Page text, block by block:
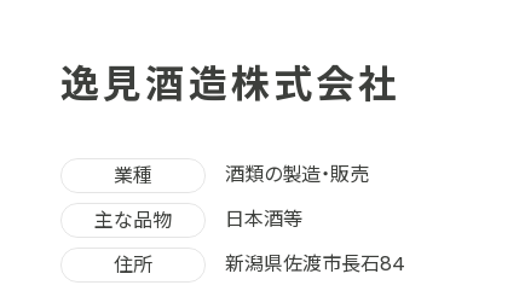
逸見酒造株式会社
業種
酒類の製造・販売
主な品物
日本酒等
住所
新潟県佐渡市長石84